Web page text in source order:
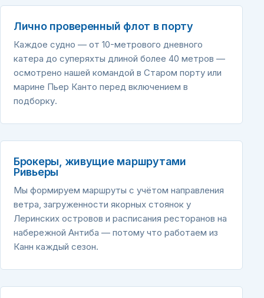
Лично проверенный флот в порту
Каждое судно — от 10-метрового дневного
катера до суперяхты длиной более 40 метров —
осмотрено нашей командой в Старом порту или
марине Пьер Канто перед включением в
подборку.
Брокеры, живущие маршрутами
Ривьеры
Мы формируем маршруты с учётом направления
ветра, загруженности якорных стоянок у
Леринских островов и расписания ресторанов на
набережной Антиба — потому что работаем из
Канн каждый сезон.